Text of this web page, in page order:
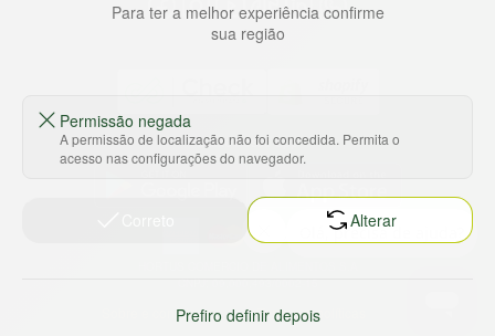
Sobre e contato Termos e políticas
Baixe nosso app
Para ter a melhor experiência confirme
sua região
Permissão negada
A permissão de localização não foi concedida. Permita o
acesso nas configurações do navegador.
Alterar
Prefiro definir depois